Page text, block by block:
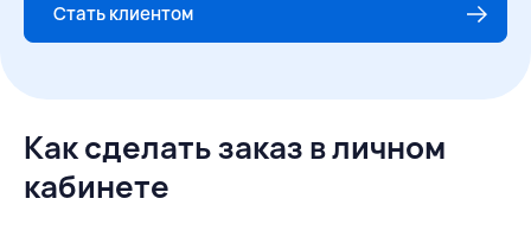
Стать клиентом
Как сделать заказ в личном
кабинете